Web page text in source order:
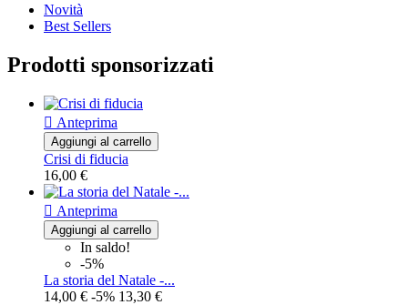
Novità
Best Sellers
Prodotti sponsorizzati
 Anteprima
Aggiungi al carrello
Crisi di fiducia
16,00 €
 Anteprima
Aggiungi al carrello
In saldo!
-5%
La storia del Natale -...
14,00 € -5% 13,30 €